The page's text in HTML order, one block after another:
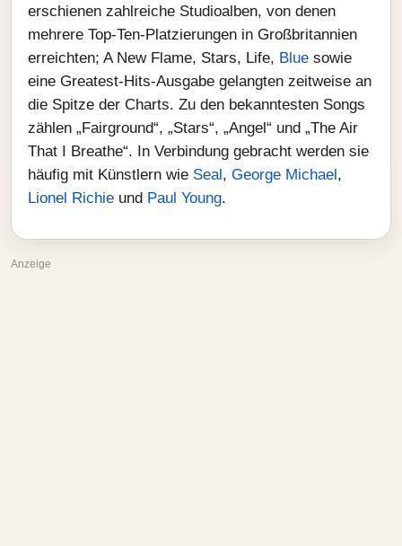
erschienen zahlreiche Studioalben, von denen
mehrere Top‑Ten‑Platzierungen in Großbritannien
erreichten; A New Flame, Stars, Life, Blue sowie
eine Greatest‑Hits‑Ausgabe gelangten zeitweise an
die Spitze der Charts. Zu den bekanntesten Songs
zählen „Fairground“, „Stars“, „Angel“ und „The Air
That I Breathe“. In Verbindung gebracht werden sie
häufig mit Künstlern wie Seal, George Michael,
Lionel Richie und Paul Young.
Anzeige